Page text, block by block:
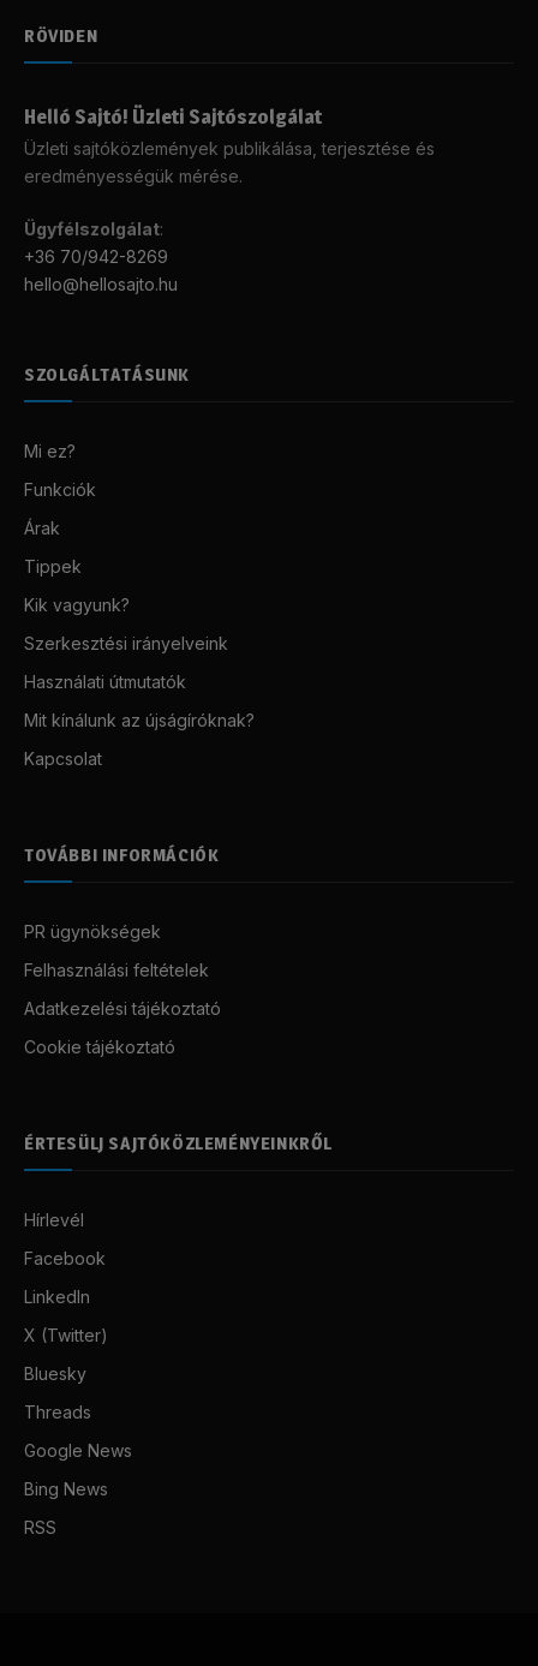
RÖVIDEN
Helló Sajtó! Üzleti Sajtószolgálat
Üzleti sajtóközlemények publikálása, terjesztése és
eredményességük mérése.
Ügyfélszolgálat:
+36 70/942-8269
hello@hellosajto.hu
SZOLGÁLTATÁSUNK
Mi ez?
Funkciók
Árak
Tippek
Kik vagyunk?
Szerkesztési irányelveink
Használati útmutatók
Mit kínálunk az újságíróknak?
Kapcsolat
TOVÁBBI INFORMÁCIÓK
PR ügynökségek
Felhasználási feltételek
Adatkezelési tájékoztató
Cookie tájékoztató
ÉRTESÜLJ SAJTÓKÖZLEMÉNYEINKRŐL
Hírlevél
Facebook
LinkedIn
X (Twitter)
Bluesky
Threads
Google News
Bing News
RSS